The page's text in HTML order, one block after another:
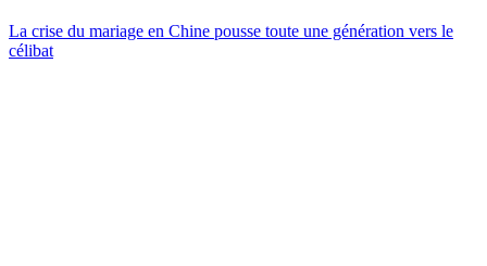
La crise du mariage en Chine pousse toute une génération vers le
célibat